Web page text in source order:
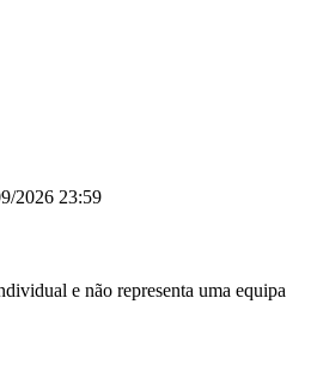
2026 23:59
e não representa uma equipa